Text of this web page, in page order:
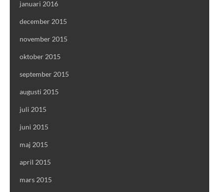
januari 2016
december 2015
november 2015
oktober 2015
september 2015
augusti 2015
juli 2015
juni 2015
maj 2015
april 2015
mars 2015